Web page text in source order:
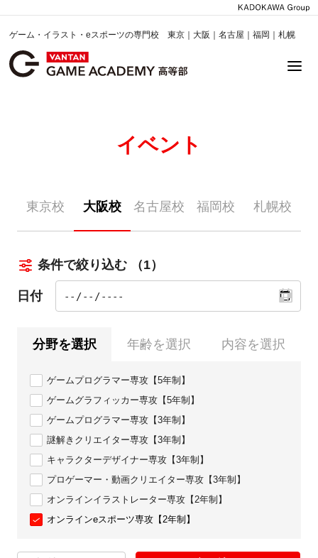
ゲーム・イラスト・eスポーツの専門校 東京｜大阪｜名古屋｜福岡｜札幌
イベント
東京校 大阪校 名古屋校 福岡校 札幌校
条件で絞り込む （1）
日付
分野を選択 年齢を選択 内容を選択
ゲームプログラマー専攻【5年制】
ゲームグラフィッカー専攻【5年制】
ゲームプログラマー専攻【3年制】
謎解きクリエイター専攻【3年制】
キャラクターデザイナー専攻【3年制】
プロゲーマー・動画クリエイター専攻【3年制】
オンラインイラストレーター専攻【2年制】
オンラインeスポーツ専攻【2年制】